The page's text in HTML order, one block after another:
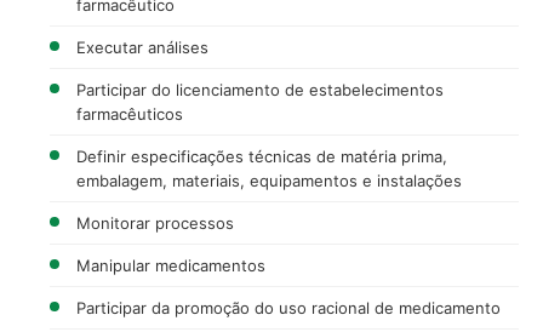
farmacêutico
Executar análises
Participar do licenciamento de estabelecimentos
farmacêuticos
Definir especificações técnicas de matéria prima,
embalagem, materiais, equipamentos e instalações
Monitorar processos
Manipular medicamentos
Participar da promoção do uso racional de medicamento